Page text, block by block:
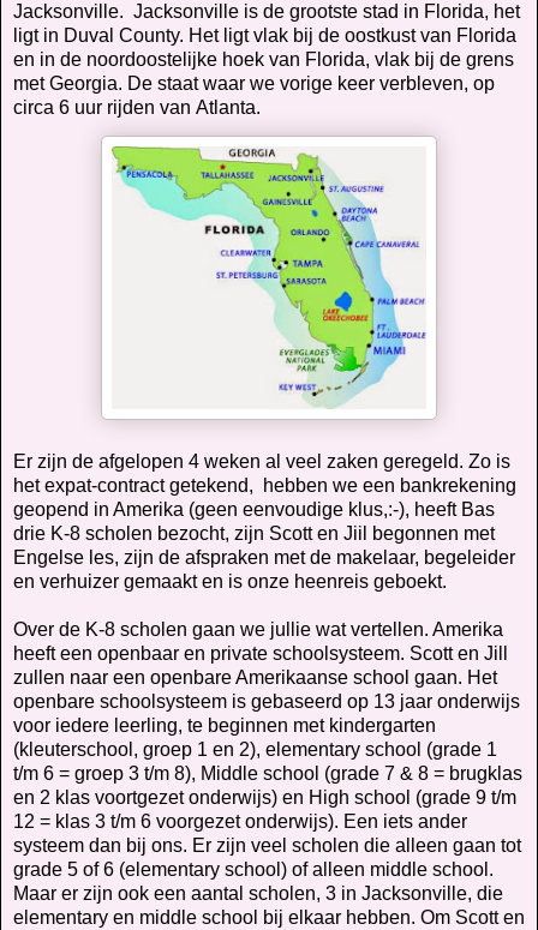
Jacksonville. Jacksonville is de grootste stad in Florida, het
ligt in Duval County. Het ligt vlak bij de oostkust van Florida
en in de noordoostelijke hoek van Florida, vlak bij de grens
met Georgia. De staat waar we vorige keer verbleven, op
circa 6 uur rijden van Atlanta.
Er zijn de afgelopen 4 weken al veel zaken geregeld. Zo is
het expat-contract getekend,
hebben we een bankrekening
geopend in Amerika (geen eenvoudige klus,:-), heeft Bas
drie K-8 scholen bezocht, zijn Scott en Jiil begonnen met
Engelse les, zijn de afspraken met de makelaar, begeleider
en verhuizer gemaakt en is onze heenreis geboekt.
Over de K-8 scholen gaan we jullie wat vertellen. Amerika
heeft een openbaar en private schoolsysteem. Scott en Jill
zullen naar een openbare Amerikaanse school gaan. Het
openbare schoolsysteem is gebaseerd op 13 jaar onderwijs
voor iedere leerling, te beginnen met kindergarten
(kleuterschool, groep 1 en 2), elementary school (grade 1
t/m 6 = groep 3 t/m 8), Middle school (grade 7 & 8 = brugklas
en 2 klas voortgezet onderwijs) en High school (grade 9 t/m
12 = klas 3 t/m 6 voorgezet onderwijs). Een iets ander
systeem dan bij ons. Er zijn veel scholen die alleen gaan tot
grade 5 of 6 (elementary school) of alleen middle school.
Maar er zijn ook een aantal scholen, 3 in Jacksonville, die
elementary en middle school bij elkaar hebben. Om Scott en